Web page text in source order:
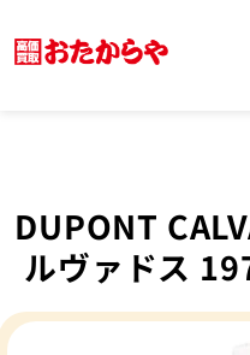
DUPONT
ルヴァドス